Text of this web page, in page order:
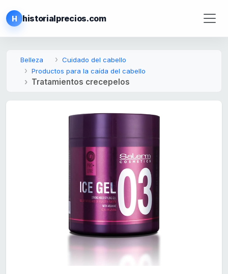
H historialprecios.com
Belleza
Cuidado del cabello
Productos para la caída del cabello
Tratamientos crecepelos